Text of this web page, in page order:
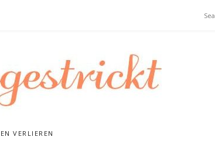
VERLIEREN